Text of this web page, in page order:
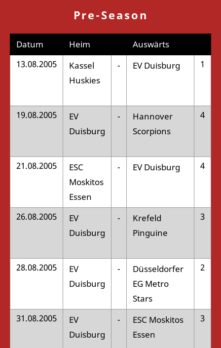
Pre-Season
Datum Heim
Auswärts
13.08.2005
Kassel
Huskies
- EV Duisburg 1
19.08.2005
EV
Duisburg
-
Hannover
Scorpions
4
21.08.2005
ESC
Moskitos
Essen
- EV Duisburg 4
26.08.2005
EV
Duisburg
-
Krefeld
Pinguine
3
28.08.2005
EV
Duisburg
-
Düsseldorfer
EG Metro
Stars
2
31.08.2005
EV
Duisburg
-
ESC Moskitos
Essen
3